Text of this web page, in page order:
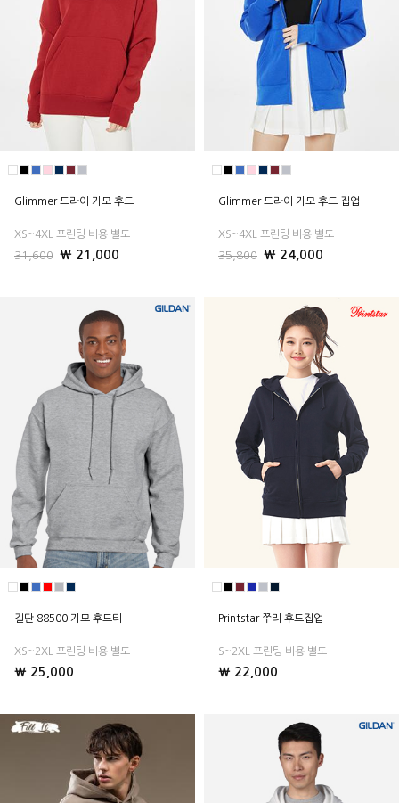
Glimmer 드라이 기모 후드
XS~4XL 프린팅 비용 별도
31,600 ₩ 21,000
Glimmer 드라이 기모 후드 집업
XS~4XL 프린팅 비용 별도
35,800 ₩ 24,000
길단 88500 기모 후드티
XS~2XL 프린팅 비용 별도
₩ 25,000
Printstar 쭈리 후드집업
S~2XL 프린팅 비용 별도
₩ 22,000